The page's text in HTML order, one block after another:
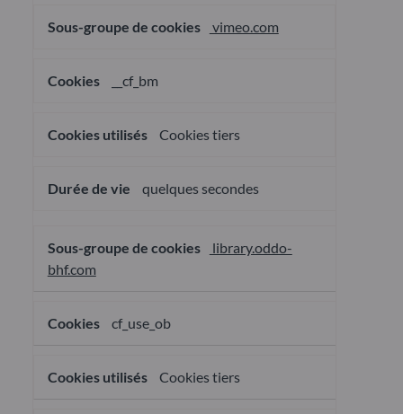
vimeo.com
__cf_bm
Cookies tiers
quelques secondes
library.oddo-
bhf.com
cf_use_ob
Cookies tiers